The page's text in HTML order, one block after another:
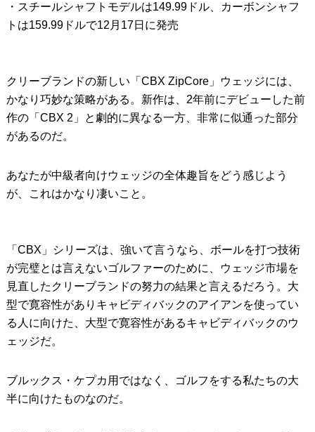
・スチールシャフトモデルは149.99ドル、カーボンシャフ
トは159.99ドルで12月17日に発売
クリーブランドの新しい「CBX ZipCore」ウェッジには、
かなり巧妙な策略がある。新作は、2年前にデビューした前
作の「CBX 2」と劇的に異なる一方、非常に似通った部分
があるのだ。
あなたが中級者向けウェッジの全体趣旨をどう感じよう
が、これはかなり凄いこと。
「CBX」シリーズは、強いて言うなら、ボールを打つ技術
が完璧とは言えないゴルファーのために、ウェッジ市場を
見直したクリーブランドの努力の結果と言えるだろう。大
型で寛容性がありキャビディバックのアイアンを使ってい
る人に向けた、大型で寛容性があるキャビディバックのウ
ェッジだ。
ブルックス・ケプカ用ではなく、ゴルフをする私たちの大
半に向けたものなのだ。
ABOUT US MyGolfSpyJapanとは？